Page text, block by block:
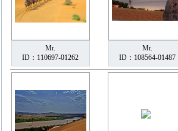
Mr.
ID：110697-01262
Mr.
ID：108564-01487